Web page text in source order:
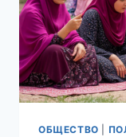
ОБЩЕСТВО